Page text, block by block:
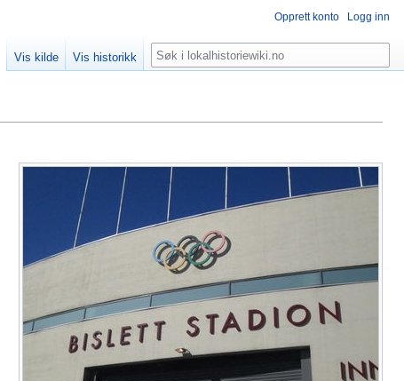
Opprett konto Logg inn
Vis kilde Vis historikk Søk